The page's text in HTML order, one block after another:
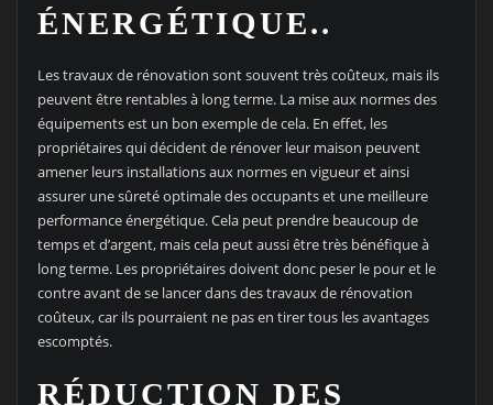
ÉNERGÉTIQUE..
Les travaux de rénovation sont souvent très coûteux, mais ils
peuvent être rentables à long terme. La mise aux normes des
équipements est un bon exemple de cela. En effet, les
propriétaires qui décident de rénover leur maison peuvent
amener leurs installations aux normes en vigueur et ainsi
assurer une sûreté optimale des occupants et une meilleure
performance énergétique. Cela peut prendre beaucoup de
temps et d’argent, mais cela peut aussi être très bénéfique à
long terme. Les propriétaires doivent donc peser le pour et le
contre avant de se lancer dans des travaux de rénovation
coûteux, car ils pourraient ne pas en tirer tous les avantages
escomptés.
RÉDUCTION DES